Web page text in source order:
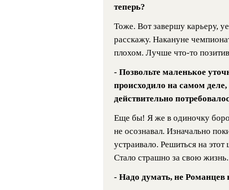
теперь?
Тоже. Вот завершу карьеру,
расскажу. Накануне
плохом. Лучше что-то
- Позвольте маленькое
происходило на самом
действительно
Еще бы! Я же в одиночку
не осознавал. Изначально
устраивало. Решиться на
Стало страшно за свою жизнь.
- Надо думать, не Романцев